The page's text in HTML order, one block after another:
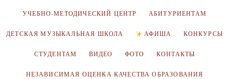
УЧЕБНО-МЕТОДИЧЕСКИЙ ЦЕНТР АБИТУРИЕНТАМ
ДЕТСКАЯ МУЗЫКАЛЬНАЯ ШКОЛА АФИША КОНКУРСЫ
СТУДЕНТАМ ВИДЕО ФОТО КОНТАКТЫ
НЕЗАВИСИМАЯ ОЦЕНКА КАЧЕСТВА ОБРАЗОВАНИЯ